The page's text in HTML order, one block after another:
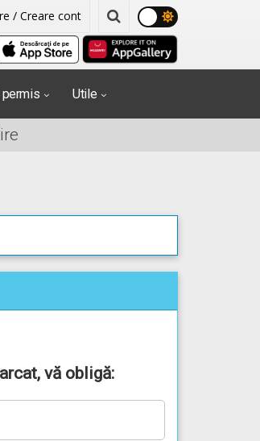
/ Creare cont
permis Utile
vă obligă: